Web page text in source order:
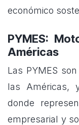
económico
PYMES:
Américas
Las PYMES
las Américas,
donde
empresarial y